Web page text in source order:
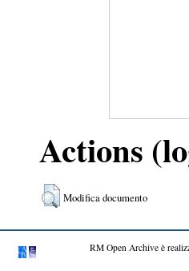
Actions
Modifica documento
RM Open Archive è